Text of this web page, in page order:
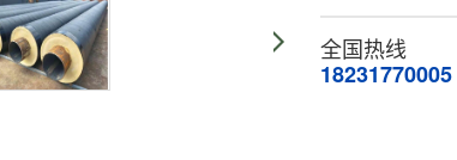
全国热线
18231770005